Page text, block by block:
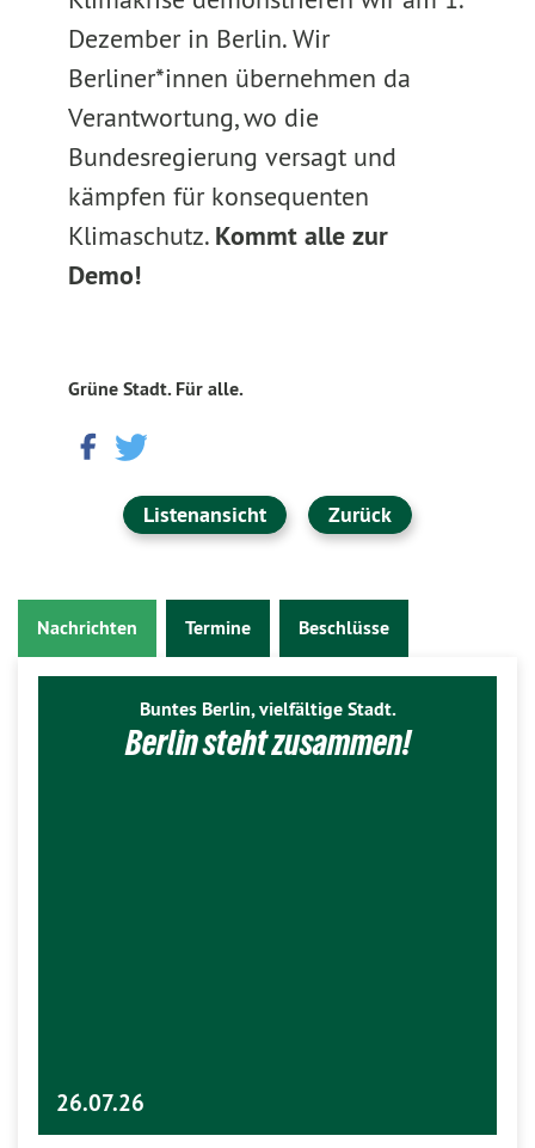
Dezember in Berlin. Wir
Berliner*innen übernehmen da
Verantwortung, wo die
Bundesregierung versagt und
kämpfen für konsequenten
Klimaschutz. Kommt alle zur
Demo!
Grüne Stadt. Für alle.
Listenansicht Zurück
Nachrichten Termine Beschlüsse
Buntes Berlin, vielfältige Stadt.
Berlin steht zusammen!
26.07.26